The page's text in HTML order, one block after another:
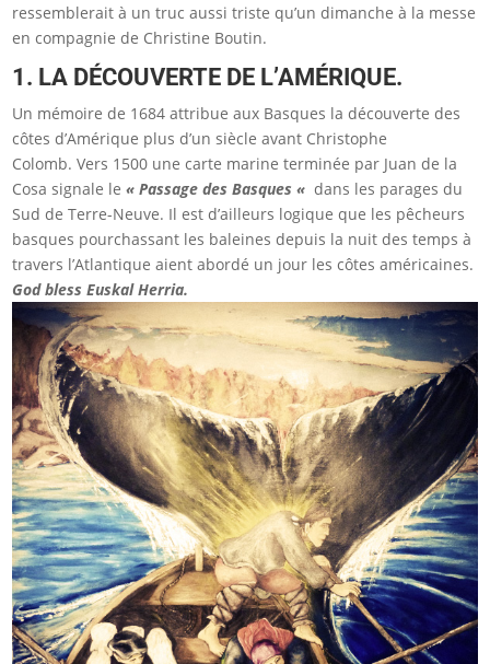
ressemblerait à un truc aussi triste qu’un dimanche à la messe
en compagnie de Christine Boutin.
1. LA DÉCOUVERTE DE L’AMÉRIQUE.
Un mémoire de 1684 attribue aux Basques la découverte des
côtes d’Amérique plus d’un siècle avant Christophe
Colomb. Vers 1500 une carte marine terminée par Juan de la
Cosa signale le « Passage des Basques « dans les parages du
Sud de Terre-Neuve. Il est d’ailleurs logique que les pêcheurs
basques pourchassant les baleines depuis la nuit des temps à
travers l’Atlantique aient abordé un jour les côtes américaines.
God bless Euskal Herria.